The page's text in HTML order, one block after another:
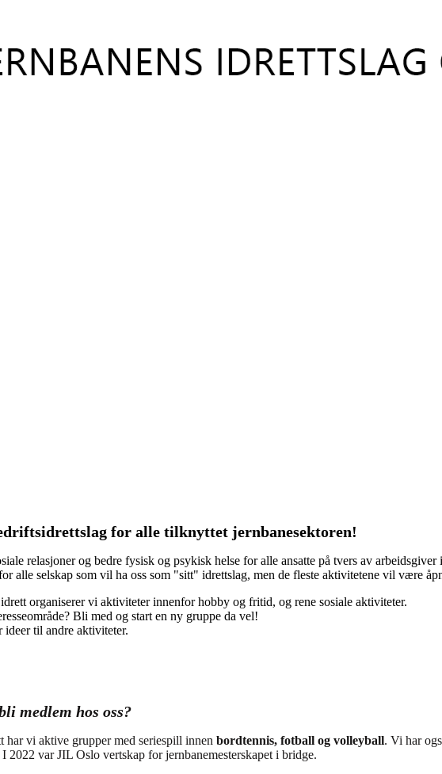
for alle tilknyttet jernbanesektoren!
relasjoner og bedre fysisk og psykisk helse for alle ansatte på tvers av
alle selskap som vil ha oss som "sitt" idrettslag, men de fleste aktivitetene vil være
organiserer vi aktiviteter innenfor hobby og fritid, og rene sosiale aktiviteter.
Bli med og start en ny gruppe da vel!
ideer til andre aktiviteter.
medlem hos oss?
har vi aktive grupper med seriespill innen bordtennis, fotball og volleyball. Vi har
I 2022 var JIL Oslo vertskap for jernbanemesterskapet i bridge.